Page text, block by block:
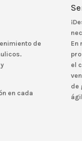
de
en cada
En
el
de